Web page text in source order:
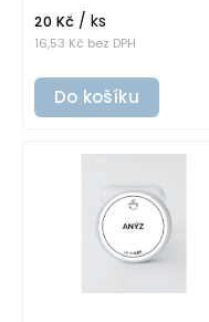
16,53 Kč bez DPH
20 Kč / ks
Do košíku